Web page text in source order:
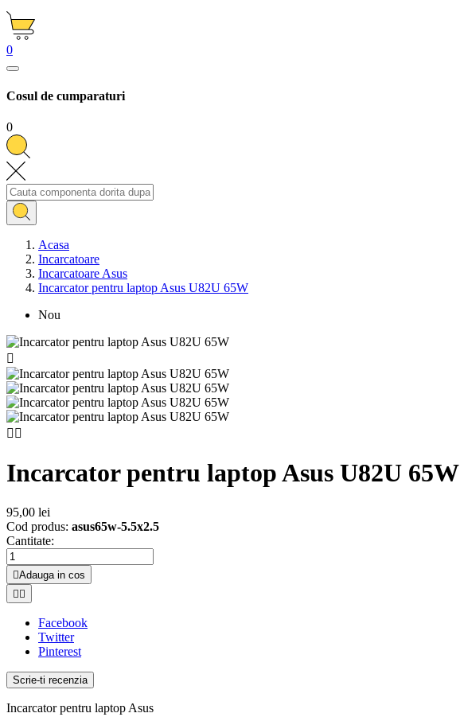
0
Cosul de cumparaturi
0
Acasa
Incarcatoare
Incarcatoare Asus
Incarcator pentru laptop Asus U82U 65W
Nou

 
Incarcator pentru laptop Asus U82U 65W
95,00 lei
Cod produs: asus65w-5.5x2.5
Cantitate:
Adauga in cos
 
Facebook
Twitter
Pinterest
Scrie-ti recenzia
Incarcator pentru laptop Asus